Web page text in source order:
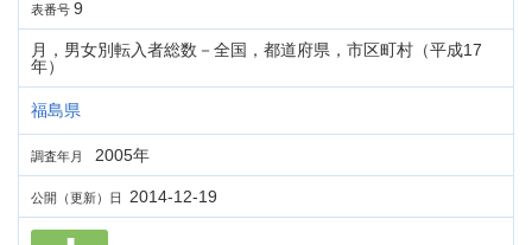
表番号 9
月，男女別転入者総数－全国，都道府県，市区町村（平成17
年）
福島県
調査年月 2005年
公開（更新）日 2014-12-19